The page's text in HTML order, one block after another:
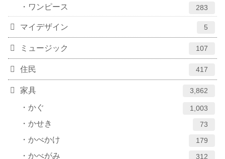
ワンピース 283
マイデザイン 5
ミュージック 107
住民 417
家具 3,862
かぐ 1,003
かせき 73
かべかけ 179
かべがみ 312